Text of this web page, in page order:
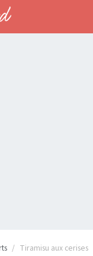
Tiramisu aux cerises